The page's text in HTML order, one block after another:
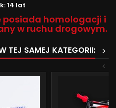
14 lat
posiada homologacji i
w ruchu drogowym.
TEJ SAMEJ KATEGORII:
>
<